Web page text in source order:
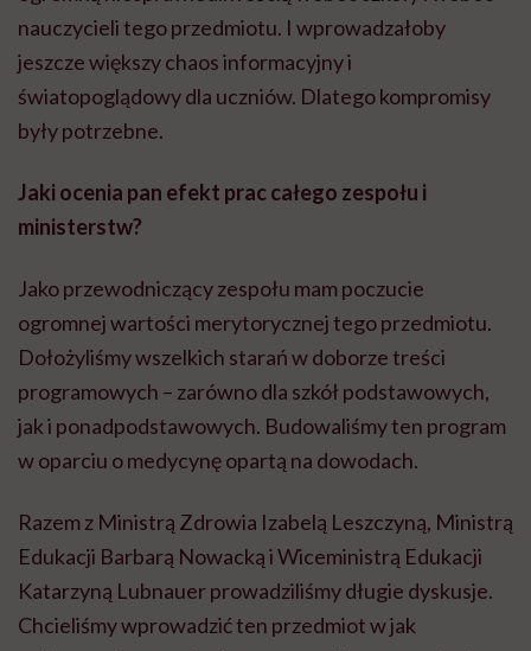
nauczycieli tego przedmiotu. I wprowadzałoby
jeszcze większy chaos informacyjny i
światopoglądowy dla uczniów. Dlatego kompromisy
były potrzebne.
Jaki ocenia pan efekt prac całego zespołu i
ministerstw?
Jako przewodniczący zespołu mam poczucie
ogromnej wartości merytorycznej tego przedmiotu.
Dołożyliśmy wszelkich starań w doborze treści
programowych – zarówno dla szkół podstawowych,
jak i ponadpodstawowych. Budowaliśmy ten program
w oparciu o medycynę opartą na dowodach.
Razem z Ministrą Zdrowia Izabelą Leszczyną, Ministrą
Edukacji Barbarą Nowacką i Wiceministrą Edukacji
Katarzyną Lubnauer prowadziliśmy długie dyskusje.
Chcieliśmy wprowadzić ten przedmiot w jak